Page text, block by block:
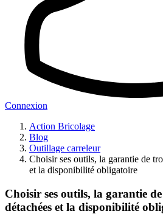
Connexion
Action Bricolage
Blog
Outillage carreleur
Choisir ses outils, la garantie de
et la disponibilité obligatoire
Choisir ses outils, la garantie
détachées et la disponibilité